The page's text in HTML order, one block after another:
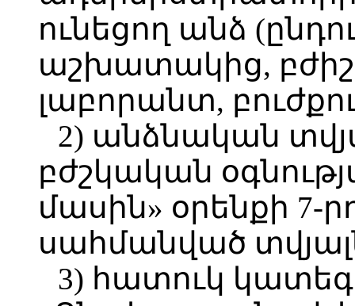
ունեցող անձ
աշխատակից,
լաբորանտ,
2) անձնական
բժշկական
մասին» օրենքի 7-
սահմանված
3) հատուկ